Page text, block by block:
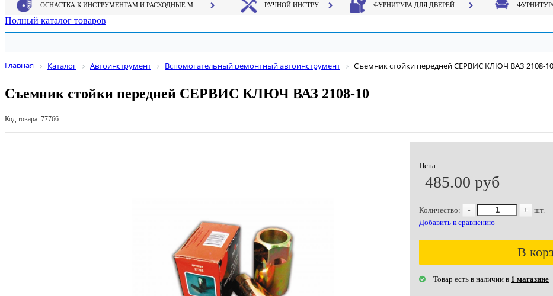
Полный каталог товаров
Главная Каталог Автоинструмент Вспомогательный ремонтный автоинструмент Съемник стойки передней СЕРВИС КЛЮЧ ВАЗ 2108-10
Съемник стойки передней СЕРВИС КЛЮЧ ВАЗ 2108-10
Код товара: 77766
Цена:
485.00 руб
Количество: - +
шт.
Добавить к сравнению
В
Товар есть в наличии в 1 магазине